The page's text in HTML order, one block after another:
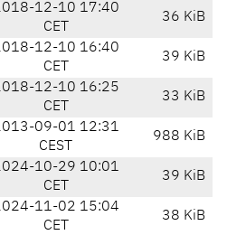
12-10 17:40
CET
36 KiB
12-10 16:40
CET
39 KiB
12-10 16:25
CET
33 KiB
09-01 12:31
CEST
988 KiB
10-29 10:01
CET
39 KiB
11-02 15:04
CET
38 KiB